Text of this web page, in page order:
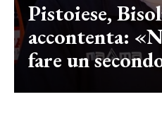
Pistoiese,
accontenta:
fare un